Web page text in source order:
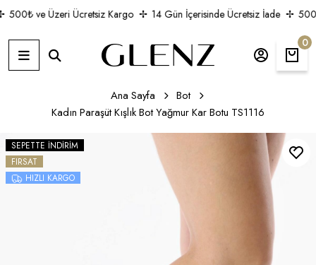
500₺ ve Üzeri Ücretsiz Kargo 14 Gün İçerisinde Ücretsiz İade
0
Ana Sayfa
Bot
Kadın Paraşüt Kışlık Bot Yağmur Kar Botu TS1116
SEPETTE İNDIRIM
FIRSAT
HIZLI KARGO